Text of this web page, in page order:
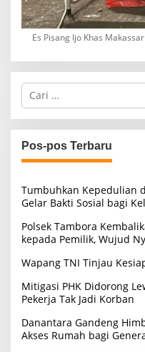
Es Pisang Ijo Khas
C
i
u
n
t
k
:
Pos-pos Terbaru
Tumbuhkan Kepedulian
Gelar Bakti Sosial bagi
Polsek Tambora
kepada Pemilik, Wujud
Wapang TNI Tinjau
Mitigasi PHK Didorong
Pekerja Tak Jadi Korban
Danantara Gandeng
Akses Rumah bagi